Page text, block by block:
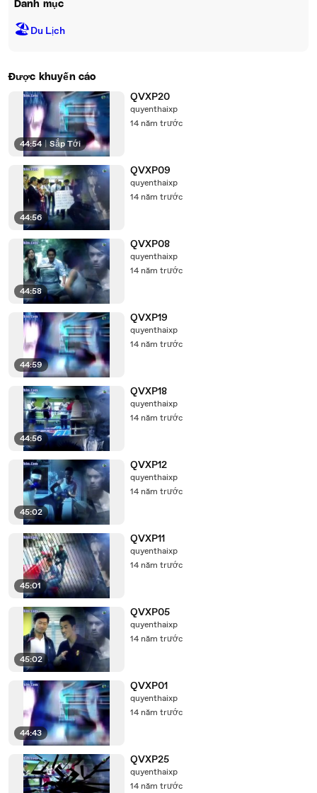
Danh mục
🏖Du Lịch
Được khuyến cáo
44:54 | Sắp Tới
QVXP20
quyenthaixp
14 năm trước
44:56
QVXP09
quyenthaixp
14 năm trước
44:58
QVXP08
quyenthaixp
14 năm trước
44:59
QVXP19
quyenthaixp
14 năm trước
44:56
QVXP18
quyenthaixp
14 năm trước
45:02
QVXP12
quyenthaixp
14 năm trước
45:01
QVXP11
quyenthaixp
14 năm trước
45:02
QVXP05
quyenthaixp
14 năm trước
44:43
QVXP01
quyenthaixp
14 năm trước
QVXP25
quyenthaixp
14 năm trước